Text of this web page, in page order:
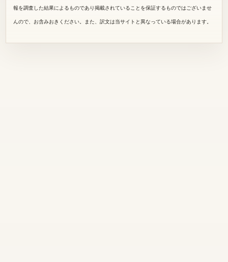
報を調査した結果によるものであり掲載されていることを保証するものではございませ
んので、お含みおきください。また、訳文は当サイトと異なっている場合があります。